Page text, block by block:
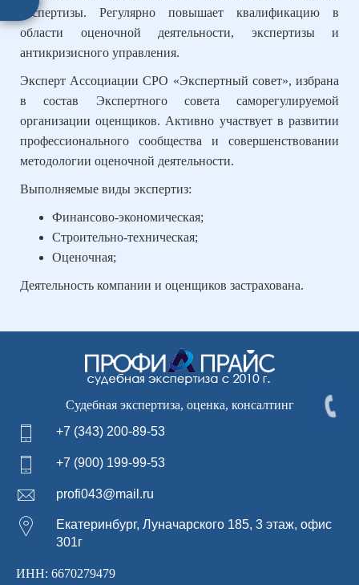
экспертизы. Регулярно повышает квалификацию в
области оценочной деятельности, экспертизы и
антикризисного управления.
Эксперт Ассоциации СРО «Экспертный совет», избрана
в состав Экспертного совета саморегулируемой
организации оценщиков. Активно участвует в развитии
профессионального сообщества и совершенствовании
методологии оценочной деятельности.
Выполняемые виды экспертиз:
Финансово-экономическая;
Строительно-техническая;
Оценочная;
Деятельность компании и оценщиков застрахована.
Судебная экспертиза, оценка, консалтинг
+7 (343) 200-89-53
+7 (900) 199-99-53
profi043@mail.ru
Екатеринбург, Луначарского 185, 3 этаж, офис
301г
ИНН: 6670279479